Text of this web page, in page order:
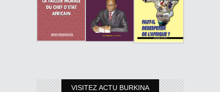
VISITEZ ACTU BURKINA